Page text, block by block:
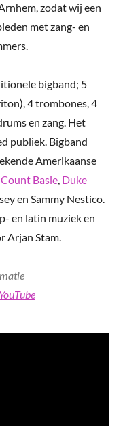
zodat wij een
met zang- en
bigband; 5
4 trombones, 4
en zang. Het
publiek. Bigband
Amerikaanse
Count Basie, Duke
en Sammy Nestico.
en latin muziek en
Arjan Stam.
YouTube